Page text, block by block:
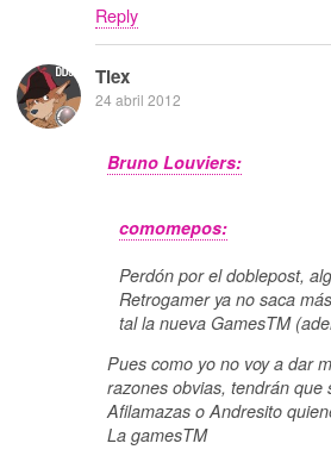
Reply
Tiex
24 abril 2012
Bruno Louviers:
comomepos:
Perdón por el doblepost,
Retrogamer ya no saca
tal la nueva GamesTM
Pues como yo no voy a dar
razones obvias, tendrán que
Afilamazas o Andresito
La gamesTM